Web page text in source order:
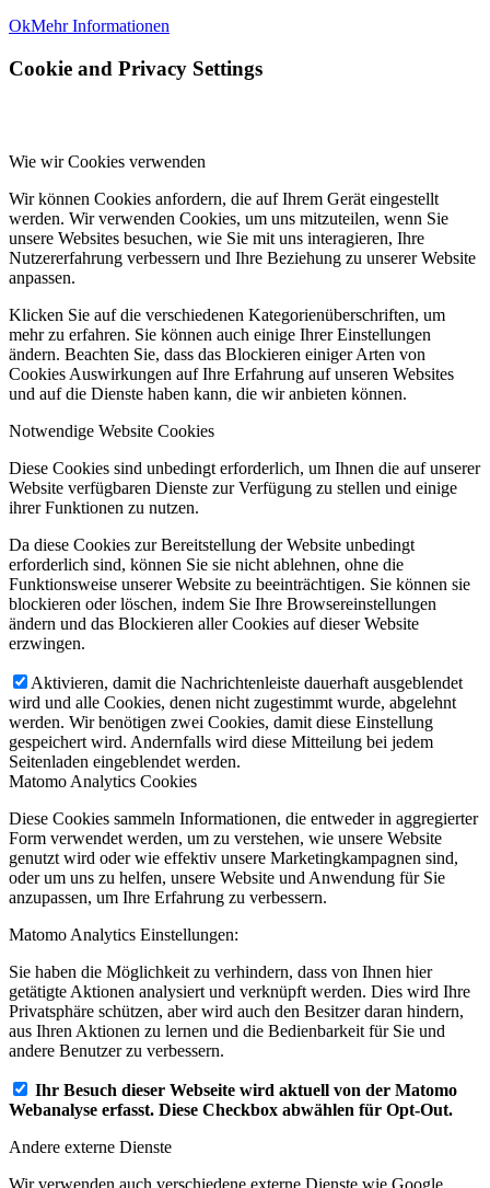
OkMehr Informationen
Cookie and Privacy Settings
Wie wir Cookies verwenden
Wir können Cookies anfordern, die auf Ihrem Gerät eingestellt
werden. Wir verwenden Cookies, um uns mitzuteilen, wenn Sie
unsere Websites besuchen, wie Sie mit uns interagieren, Ihre
Nutzererfahrung verbessern und Ihre Beziehung zu unserer Website
anpassen.
Klicken Sie auf die verschiedenen Kategorienüberschriften, um
mehr zu erfahren. Sie können auch einige Ihrer Einstellungen
ändern. Beachten Sie, dass das Blockieren einiger Arten von
Cookies Auswirkungen auf Ihre Erfahrung auf unseren Websites
und auf die Dienste haben kann, die wir anbieten können.
Notwendige Website Cookies
Diese Cookies sind unbedingt erforderlich, um Ihnen die auf unserer
Website verfügbaren Dienste zur Verfügung zu stellen und einige
ihrer Funktionen zu nutzen.
Da diese Cookies zur Bereitstellung der Website unbedingt
erforderlich sind, können Sie sie nicht ablehnen, ohne die
Funktionsweise unserer Website zu beeinträchtigen. Sie können sie
blockieren oder löschen, indem Sie Ihre Browsereinstellungen
ändern und das Blockieren aller Cookies auf dieser Website
erzwingen.
Aktivieren, damit die Nachrichtenleiste dauerhaft ausgeblendet
wird und alle Cookies, denen nicht zugestimmt wurde, abgelehnt
werden. Wir benötigen zwei Cookies, damit diese Einstellung
gespeichert wird. Andernfalls wird diese Mitteilung bei jedem
Seitenladen eingeblendet werden.
Matomo Analytics Cookies
Diese Cookies sammeln Informationen, die entweder in aggregierter
Form verwendet werden, um zu verstehen, wie unsere Website
genutzt wird oder wie effektiv unsere Marketingkampagnen sind,
oder um uns zu helfen, unsere Website und Anwendung für Sie
anzupassen, um Ihre Erfahrung zu verbessern.
Matomo Analytics Einstellungen:
Sie haben die Möglichkeit zu verhindern, dass von Ihnen hier
getätigte Aktionen analysiert und verknüpft werden. Dies wird Ihre
Privatsphäre schützen, aber wird auch den Besitzer daran hindern,
aus Ihren Aktionen zu lernen und die Bedienbarkeit für Sie und
andere Benutzer zu verbessern.
Ihr Besuch dieser Webseite wird aktuell von der Matomo
Webanalyse erfasst. Diese Checkbox abwählen für Opt-Out.
Andere externe Dienste
Wir verwenden auch verschiedene externe Dienste wie Google